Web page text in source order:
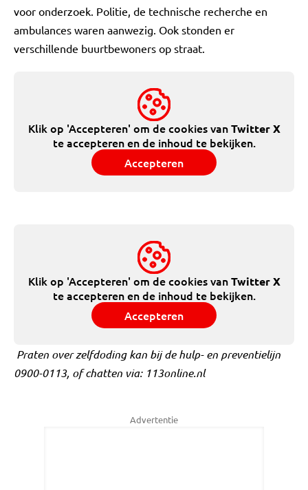
voor onderzoek. Politie, de technische recherche en
ambulances waren aanwezig. Ook stonden er
verschillende buurtbewoners op straat.
Klik op 'Accepteren' om de cookies vanTwitter X
te accepteren en de inhoud te bekijken.
Accepteren
Klik op 'Accepteren' om de cookies vanTwitter X
te accepteren en de inhoud te bekijken.
Accepteren
Praten over zelfdoding kan bij de hulp- en preventielijn
0900-0113, of chatten via: 113online.nl
Advertentie